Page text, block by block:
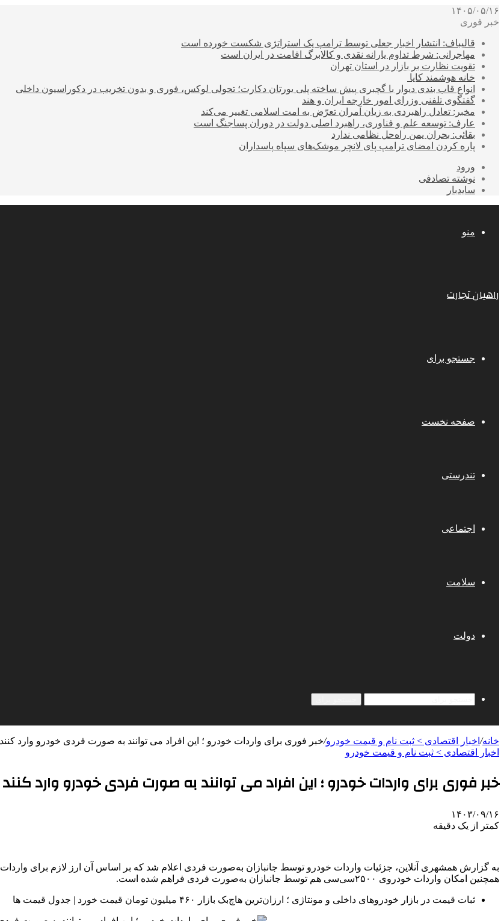
۱۴۰۵/۰۵/۱۶
خبر فوری
قالیباف: انتشار اخبار جعلی توسط ترامپ یک استراتژی شکست خورده است
مهاجرانی: شرط تداوم یارانه نقدی و کالابرگ اقامت در ایران است
تقویت نظارت بر بازار در استان تهران
خانه هوشمند کایا
انواع قاب بندی دیوار با گچبری پیش ساخته پلی یورتان دکارت؛ تحولی لوکس، فوری و بدون تخریب در دکوراسیون داخلی
گفتگوی تلفنی وزرای امور خارجه ایران و هند
مخبر: تعادل راهبردی به زیان آمران تعرّض به امت اسلامی تغییر می‌کند
عارف: توسعه علم و فناوری، راهبرد اصلی دولت در دوران پساجنگ است
بقائی: بحران یمن راه‌حل نظامی ندارد
پاره کردن امضای ترامپ پای لانچر موشک‌های سپاه پاسداران
ورود
نوشته تصادفی
سایدبار
منو
راهیان تجارت
جستجو برای
صفحه نخست
تندرستی
اجتماعی
سلامت
دولت
خانه/ اخبار اقتصادی > ثبت نام و قیمت خودرو/خبر فوری برای واردات خودرو ؛ این افراد می توانند به صورت فردی خودرو وارد کنند
اخبار اقتصادی > ثبت نام و قیمت خودرو
خبر فوری برای واردات خودرو ؛ این افراد می توانند به صورت فردی خودرو وارد کنند
۱۴۰۳/۰۹/۱۶
کمتر از یک دقیقه
به گزارش همشهری آنلاین، جزئیات واردات خودرو توسط جانبازان به‌صورت فردی اعلام شد که بر اساس آن ارز لازم برای
همچنین امکان واردات خودروی ۲۵۰۰سی‌سی هم توسط جانبازان به‌صورت فردی فراهم شده است.
ثبات قیمت در بازار خودروهای داخلی و مونتاژی ؛ ارزان‌ترین هاچ‌بک‌ بازار ۴۶۰ میلیون تومان قیمت خورد | جدول قیمت ها